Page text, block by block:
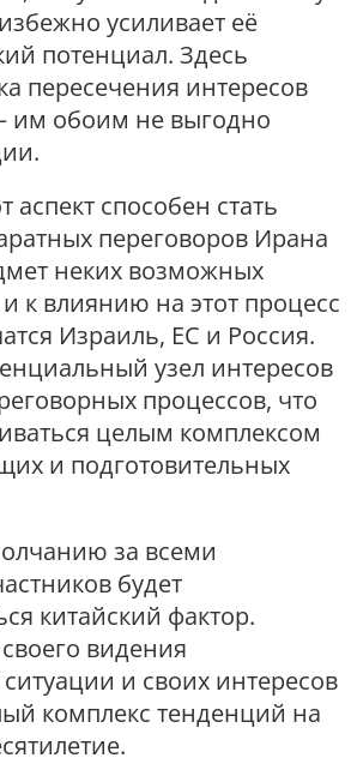
усиливает её
потенциал. Здесь
пересечения интересов
им обоим не выгодно
аспект способен стать
переговоров Ирана
неких возможных
к влиянию на этот процесс
Израиль, ЕС и Россия.
узел интересов
процессов, что
целым комплексом
и подготовительных
за всеми
будет
китайский фактор.
видения
и своих интересов
комплекс тенденций на